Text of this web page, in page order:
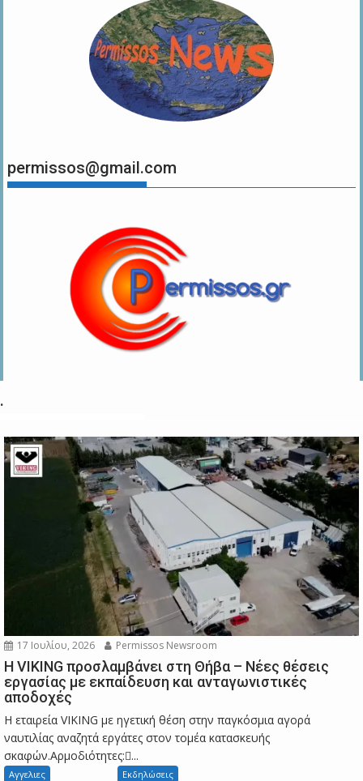
permissos@gmail.com
.
17 Ιουλίου, 2026 Permissos Newsroom
Η VIKING προσλαμβάνει στη Θήβα – Νέες θέσεις
εργασίας με εκπαίδευση και ανταγωνιστικές
αποδοχές
Η εταιρεία VIKING με ηγετική θέση στην παγκόσμια αγορά
ναυτιλίας αναζητά εργάτες στον τομέα κατασκευής
σκαφών.Αρμοδιότητες:...
Αγγελιες Εκδηλώσεις